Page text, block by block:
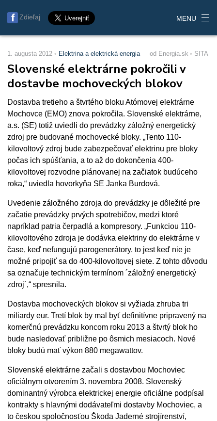
Zdieľaj MENU
1. augusta 2012 Elektrina a elektrická energia od Energia.sk SITA
Slovenské elektrárne pokročili v
dostavbe mochoveckých blokov
Dostavba tretieho a štvrtého bloku Atómovej elektrárne
Mochovce (EMO) znova pokročila. Slovenské elektrárne,
a.s. (SE) totiž uviedli do prevádzky záložný energetický
zdroj pre budované mochovecké bloky. „Tento 110-
kilovoltový zdroj bude zabezpečovať elektrinu pre bloky
počas ich spúšťania, a to až do dokončenia 400-
kilovoltovej rozvodne plánovanej na začiatok budúceho
roka,“ uviedla hovorkyňa SE Janka Burdová.
Uvedenie záložného zdroja do prevádzky je dôležité pre
začatie prevádzky prvých spotrebičov, medzi ktoré
napríklad patria čerpadlá a kompresory. „Funkciou 110-
kilovoltového zdroja je dodávka elektriny do elektrárne v
čase, keď nefungujú parogenerátory, to jest keď nie je
možné pripojiť sa do 400-kilovoltovej siete. Z tohto dôvodu
sa označuje technickým termínom ´záložný energetický
zdroj´,“ spresnila.
Dostavba mochoveckých blokov si vyžiada zhruba tri
miliardy eur. Tretí blok by mal byť definitívne pripravený na
komerčnú prevádzku koncom roku 2013 a štvrtý blok ho
bude nasledovať približne po ôsmich mesiacoch. Nové
bloky budú mať výkon 880 megawattov.
Slovenské elektrárne začali s dostavbou Mochoviec
oficiálnym otvorením 3. novembra 2008. Slovenský
dominantný výrobca elektrickej energie oficiálne podpísal
kontrakty s hlavnými dodávateľmi dostavby Mochoviec, a
to českou spoločnosťou Škoda Jaderné strojírenství,